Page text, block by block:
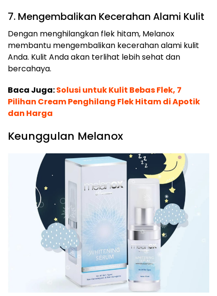
7. Mengembalikan Kecerahan Alami Kulit
Dengan menghilangkan flek hitam, Melanox
membantu mengembalikan kecerahan alami kulit
Anda. Kulit Anda akan terlihat lebih sehat dan
bercahaya.
Baca Juga:Solusi untuk Kulit Bebas Flek, 7
Pilihan Cream Penghilang Flek Hitam di Apotik
dan Harga
Keunggulan Melanox